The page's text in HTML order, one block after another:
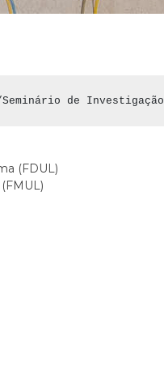
Seminário de Investigação
(FDUL)